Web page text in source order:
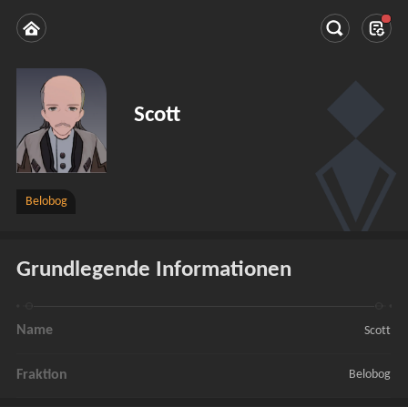
Scott
Belobog
Grundlegende Informationen
Name Scott
Fraktion Belobog